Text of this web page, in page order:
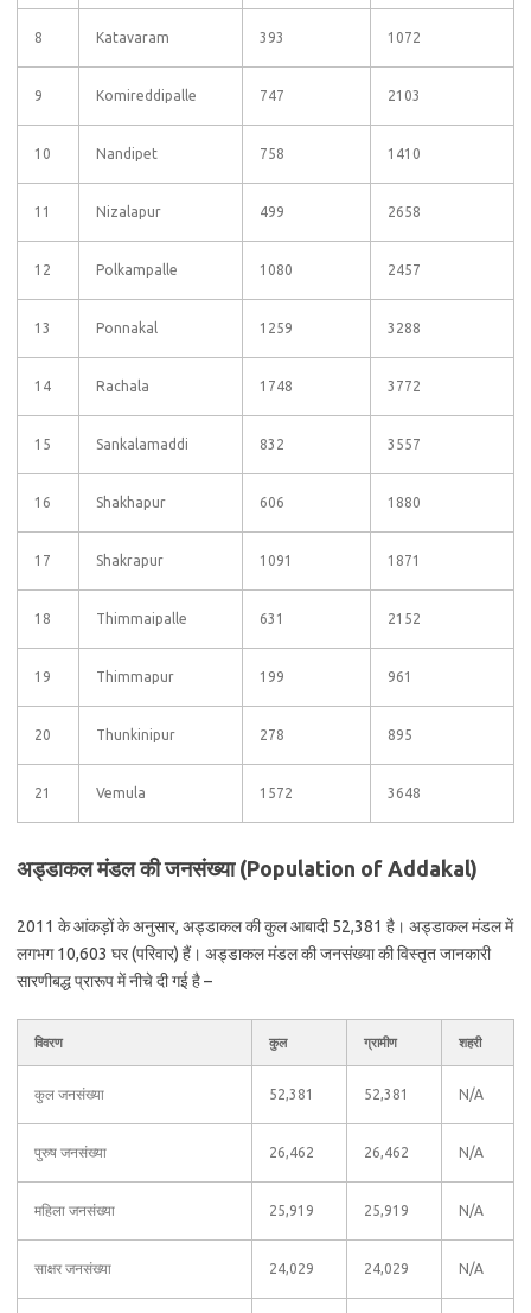
8 Katavaram 393 1072
9 Komireddipalle 747 2103
10 Nandipet 758 1410
11 Nizalapur 499 2658
12 Polkampalle 1080 2457
13 Ponnakal 1259 3288
14 Rachala 1748 3772
15 Sankalamaddi 832 3557
16 Shakhapur 606 1880
17 Shakrapur 1091 1871
18 Thimmaipalle 631 2152
19 Thimmapur 199 961
20 Thunkinipur 278 895
21 Vemula 1572 3648
अड्डाकल मंडल की जनसंख्या (Population of Addakal)
2011 के आंकड़ों के अनुसार, अड्डाकल की कुल आबादी 52,381 है। अड्डाकल मंडल में
लगभग 10,603 घर (परिवार) हैं। अड्डाकल मंडल की जनसंख्या की विस्तृत जानकारी
सारणीबद्ध प्रारूप में नीचे दी गई है –
विवरण कुल ग्रामीण शहरी
कुल जनसंख्या 52,381 52,381 N/A
पुरुष जनसंख्या 26,462 26,462 N/A
महिला जनसंख्या 25,919 25,919 N/A
साक्षर जनसंख्या 24,029 24,029 N/A